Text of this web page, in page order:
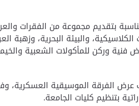
بتقديم مجموعة من الفقرات
والبيئة البحرية، وزهبة
وركن للمأكولات الشعبية
الفرقة الموسيقية العسكرية،
بتنظيم كليات الجامعة.